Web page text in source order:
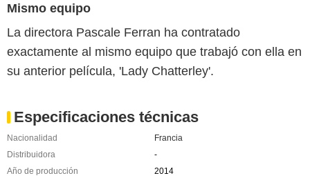
Mismo equipo
La directora Pascale Ferran ha contratado
exactamente al mismo equipo que trabajó con ella en
su anterior película, 'Lady Chatterley'.
Especificaciones técnicas
Nacionalidad
Francia
Distribuidora
-
Año de producción
2014